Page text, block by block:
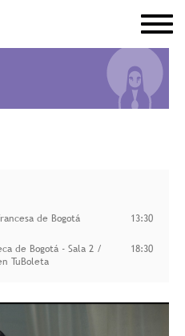
de Bogotá 13:30
de Bogotá - Sala 2 /
TuBoleta
18:30